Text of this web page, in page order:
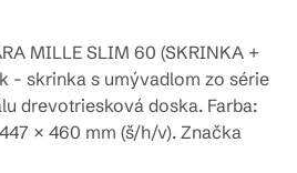
MILLE SLIM 60 (SKRINKA +
- skrinka s umývadlom zo série
drevotriesková doska. Farba:
× 460 mm (š/h/v). Značka